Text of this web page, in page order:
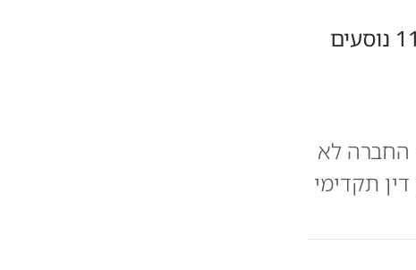
בית המשפט: ארקיע תפצה 115 נוסעים
החברה לא
תקדימי